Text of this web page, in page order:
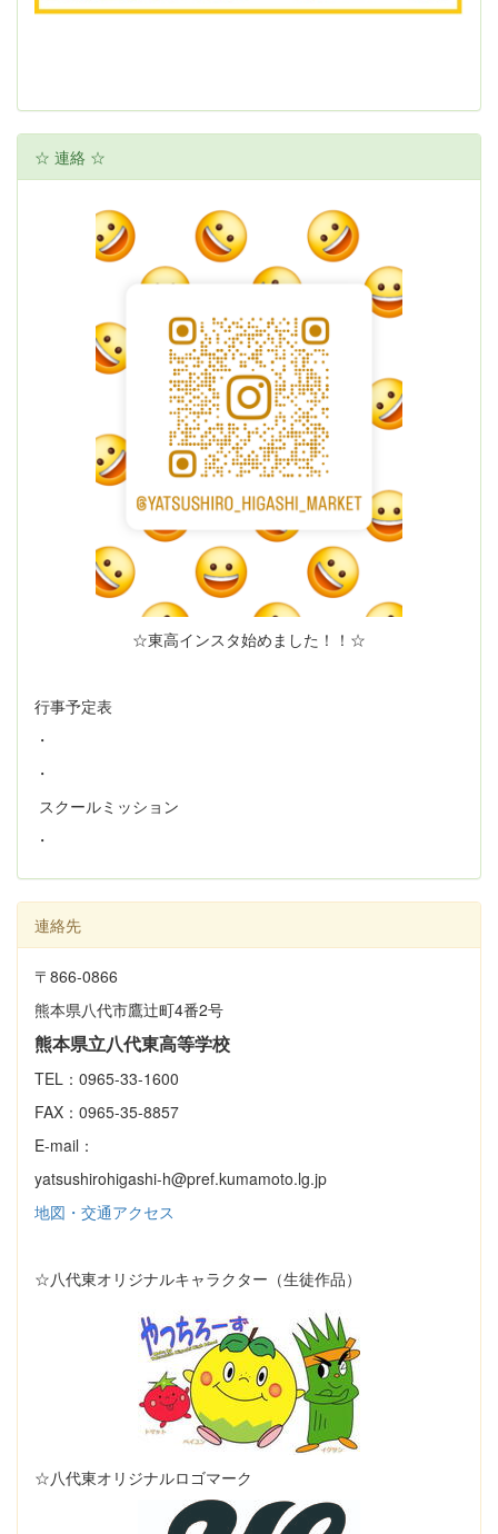
☆ 連絡 ☆
☆東高インスタ始めました！！☆
行事予定表
・
・
スクールミッション
・
連絡先
〒866‐0866
熊本県八代市鷹辻町4番2号
熊本県立八代東高等学校
TEL：0965-33-1600
FAX：0965-35-8857
E-mail：
yatsushirohigashi-h@pref.kumamoto.lg.jp
地図・交通アクセス
☆八代東オリジナルキャラクター（生徒作品）
☆八代東オリジナルロゴマーク